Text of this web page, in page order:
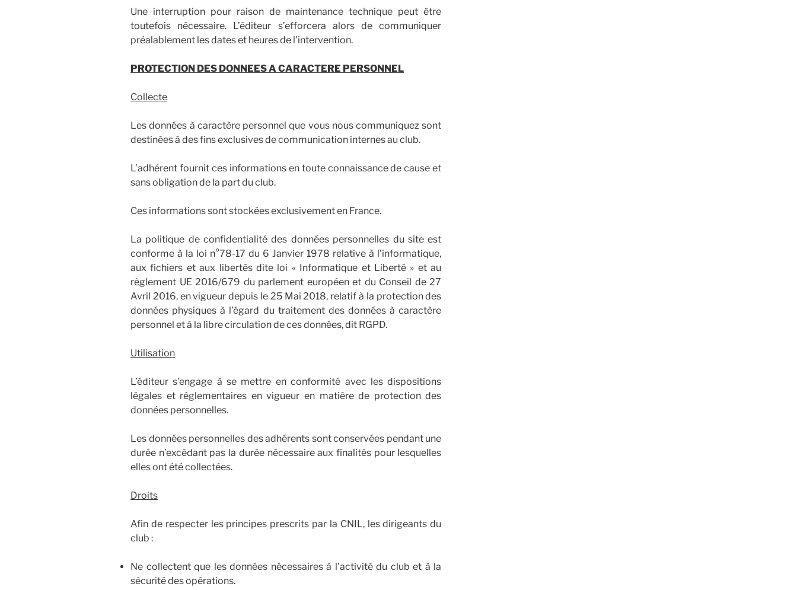
Une interruption pour raison de maintenance technique peut être
toutefois nécessaire. L’éditeur s’efforcera alors de communiquer
préalablement les dates et heures de l’intervention.
PROTECTION DES DONNEES A CARACTERE PERSONNEL
Collecte
Les données à caractère personnel que vous nous communiquez sont
destinées à des fins exclusives de communication internes au club.
L’adhérent fournit ces informations en toute connaissance de cause et
sans obligation de la part du club.
Ces informations sont stockées exclusivement en France.
La politique de confidentialité des données personnelles du site est
conforme à la loi n°78-17 du 6 Janvier 1978 relative à l’informatique,
aux fichiers et aux libertés dite loi « Informatique et Liberté » et au
règlement UE 2016/679 du parlement européen et du Conseil de 27
Avril 2016, en vigueur depuis le 25 Mai 2018, relatif à la protection des
données physiques à l’égard du traitement des données à caractère
personnel et à la libre circulation de ces données, dit RGPD.
Utilisation
L’éditeur s’engage à se mettre en conformité avec les dispositions
légales et réglementaires en vigueur en matière de protection des
données personnelles.
Les données personnelles des adhérents sont conservées pendant une
durée n’excédant pas la durée nécessaire aux finalités pour lesquelles
elles ont été collectées.
Droits
Afin de respecter les principes prescrits par la CNIL, les dirigeants du
club :
Ne collectent que les données nécessaires à l’activité du club et à la
sécurité des opérations.